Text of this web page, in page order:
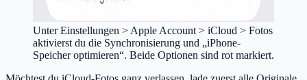
Unter Einstellungen > Apple Account > iCloud > Fotos
aktivierst du die Synchronisierung und „iPhone-
Speicher optimieren“. Beide Optionen sind rot markiert.